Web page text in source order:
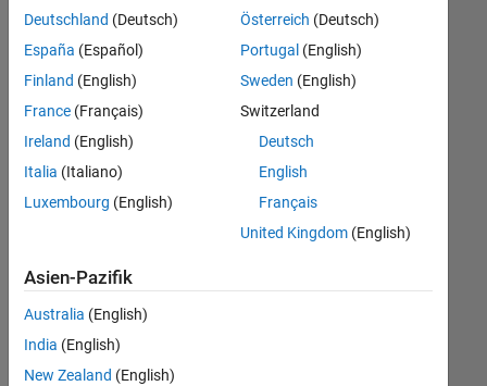
können
die
Suchkriterien
weiter
fassen
oder
alle
Stellenangebote
anzeigen .
noch
keine
offenen
Stellen
Deutschland (Deutsch)
España (Español)
Finland (English)
France (Français)
Ireland (English)
Italia (Italiano)
Luxembourg (English)
Österreich (Deutsch)
Portugal (English)
Sweden (English)
Switzerland
Deutsch
English
Français
United Kingdom(English)
Asien-Pazifik
Australia (English)
India (English)
New Zealand (English)